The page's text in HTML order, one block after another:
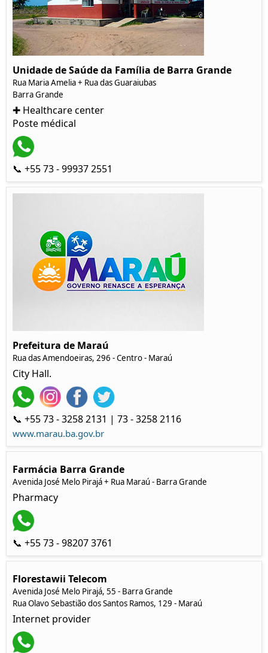
Unidade de Saúde da Família de Barra Grande
Rua Maria Amelia + Rua das Guaraiubas
Barra Grande
✚ Healthcare center
Poste médical
📞 +55 73 - 99937 2551
Prefeitura de Maraú
Rua das Amendoeiras, 296 - Centro - Maraú
City Hall.
📞 +55 73 - 3258 2131 | 73 - 3258 2116
www.marau.ba.gov.br
Farmácia Barra Grande
Avenida José Melo Pirajá + Rua Maraú - Barra Grande
Pharmacy
📞 +55 73 - 98207 3761
Florestawii Telecom
Avenida José Melo Pirajá, 55 - Barra Grande
Rua Olavo Sebastião dos Santos Ramos, 129 - Maraú
Internet provider